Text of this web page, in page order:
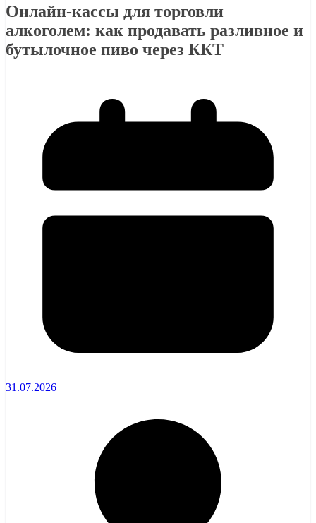
Онлайн-кассы для торговли
алкоголем: как продавать разливное и
бутылочное пиво через ККТ
31.07.2026